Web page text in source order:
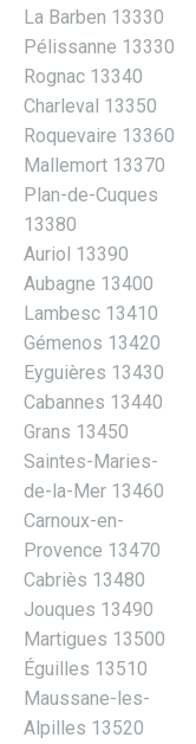
La Barben 13330
Pélissanne 13330
Rognac 13340
Charleval 13350
Roquevaire 13360
Mallemort 13370
Plan-de-Cuques
13380
Auriol 13390
Aubagne 13400
Lambesc 13410
Gémenos 13420
Eyguières 13430
Cabannes 13440
Grans 13450
Saintes-Maries-
de-la-Mer 13460
Carnoux-en-
Provence 13470
Cabriès 13480
Jouques 13490
Martigues 13500
Éguilles 13510
Maussane-les-
Alpilles 13520